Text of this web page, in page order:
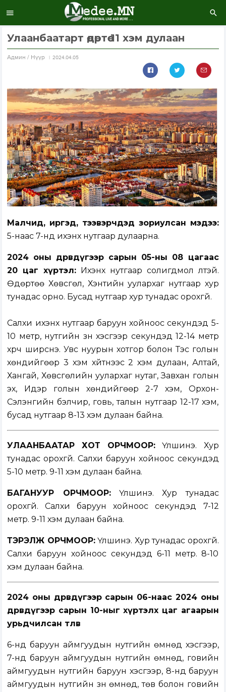
Улаанбаатарт өдөртөө 11 хэм дулаан
Aдмин / Нүүр 2024.04.05
Малчид, иргэд, тээвэрчдэд зориулсан мэдээ:
5-наас 7-нд ихэнх нутгаар дулаарна.
2024 оны дөрөвдүгээр сарын 05-ны 08 цагаас
20 цаг хүртэл: Ихэнх нутгаар солигдмол үүлтэй.
Өдөртөө Хөвсгөл, Хэнтийн уулархаг нутгаар хур
тунадас орно. Бусад нутгаар хур тунадас орохгүй.
Салхи ихэнх нутгаар баруун хойноос секундэд 5-
10 метр, нутгийн зүүн хэсгээр секундэд 12-14 метр
хүрч ширүүснэ. Увс нуурын хотгор болон Тэс голын
хөндийгөөр 3 хэм хүйтнээс 2 хэм дулаан, Алтай,
Хангай, Хөвсгөлийн уулархаг нутаг, Завхан голын
эх, Идэр голын хөндийгөөр 2-7 хэм, Орхон-
Сэлэнгийн бэлчир, говь, талын нутгаар 12-17 хэм,
бусад нутгаар 8-13 хэм дулаан байна.
УЛААНБААТАР ХОТ ОРЧМООР: Үүлшинэ. Хур
тунадас орохгүй. Салхи баруун хойноос секундэд
5-10 метр. 9-11 хэм дулаан байна.
БАГАНУУР ОРЧМООР:Үүлшинэ. Хур тунадас
орохгүй. Салхи баруун хойноос секундэд 7-12
метр. 9-11 хэм дулаан байна.
ТЭРЭЛЖ ОРЧМООР:Үүлшинэ. Хур тунадас орохгүй.
Салхи баруун хойноос секундэд 6-11 метр. 8-10
хэм дулаан байна.
2024 оны дөрөвдүгээр сарын 06-наас 2024 оны
дөрөвдүгээр сарын 10-ныгхүртэлх цаг агаарын
урьдчилсан төлөв
6-нд баруун аймгуудын нутгийн өмнөд хэсгээр,
7-нд баруун аймгуудын нутгийн өмнөд, говийн
аймгуудын нутгийн баруун хэсгээр, 8-нд баруун
аймгуудын нутгийн зүүн өмнөд, төв болон говийн